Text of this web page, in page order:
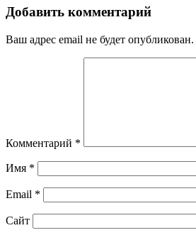
Добавить комментарий
Ваш адрес email не будет опубликован.
Комментарий *
Имя *
Email *
Сайт